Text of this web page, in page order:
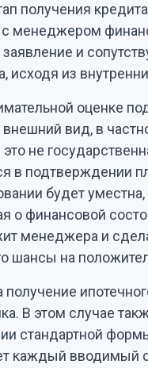
получения
менеджером
заявление и
исходя из
оценке
внешний вид, в
не
в подтверждении
будет
о финансовой
менеджера и
шансы на
получение
В этом случае
стандартной
каждый вводимый